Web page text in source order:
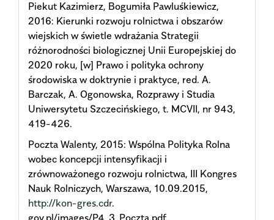
Piekut Kazimierz, Bogumiła Pawluśkiewicz,
2016: Kierunki rozwoju rolnictwa i obszarów
wiejskich w świetle wdrażania Strategii
różnorodności biologicznej Unii Europejskiej do
2020 roku, [w] Prawo i polityka ochrony
środowiska w doktrynie i praktyce, red. A.
Barczak, A. Ogonowska, Rozprawy i Studia
Uniwersytetu Szczecińskiego, t. MCVII, nr 943,
419-426.
Poczta Walenty, 2015: Wspólna Polityka Rolna
wobec koncepcji intensyfikacji i
zrównoważonego rozwoju rolnictwa, III Kongres
Nauk Rolniczych, Warszawa, 10.09.2015,
http://kon-gres.cdr.